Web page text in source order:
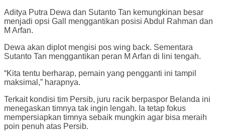
Aditya Putra Dewa dan Sutanto Tan kemungkinan besar
menjadi opsi Gall menggantikan posisi Abdul Rahman dan
M Arfan.
Dewa akan diplot mengisi pos wing back. Sementara
Sutanto Tan menggantikan peran M Arfan di lini tengah.
“Kita tentu berharap, pemain yang pengganti ini tampil
maksimal,” harapnya.
Terkait kondisi tim Persib, juru racik berpaspor Belanda ini
menegaskan timnya tak ingin lengah. Ia tetap fokus
mempersiapkan timnya sebaik mungkin agar bisa meraih
poin penuh atas Persib.